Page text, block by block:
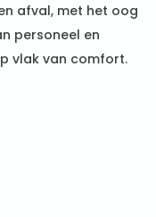
afval, met het oog
personeel en
vlak van comfort.